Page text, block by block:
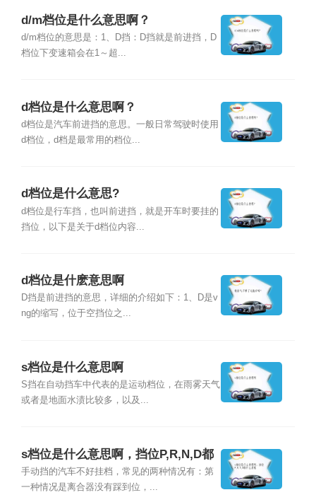
d/m档位是什么意思啊？
d/m档位的意思是：1、D挡：D挡就是前进挡，D
档位下变速箱会在1～超...
d档位是什么意思啊？
d档位是汽车前进挡的意思。一般日常驾驶时使用
d档位，d档是最常用的档位...
d档位是什么意思?
d档位是行车挡，也叫前进挡，就是开车时要挂的
挡位，以下是关于d档位内容...
d档位是什麽意思啊
D挡是前进挡的意思，详细的介绍如下：1、D是v
ng的缩写，位于空挡位之...
s档位是什么意思啊
S挡在自动挡车中代表的是运动档位，在雨雾天气
或者是地面水渍比较多，以及...
s档位是什么意思啊，挡位P,R,N,D都
什么意思
手动挡的汽车不好挂档，常见的两种情况有：第
一种情况是离合器没有踩到位，...